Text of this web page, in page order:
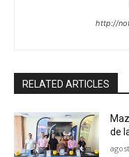
http://
RELATED ARTICLES
de